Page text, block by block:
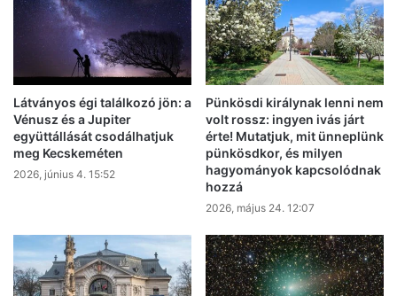
Látványos égi találkozó jön: a
Vénusz és a Jupiter
együttállását csodálhatjuk
meg Kecskeméten
2026, június 4. 15:52
Pünkösdi királynak lenni nem
volt rossz: ingyen ivás járt
érte! Mutatjuk, mit ünneplünk
pünkösdkor, és milyen
hagyományok kapcsolódnak
hozzá
2026, május 24. 12:07